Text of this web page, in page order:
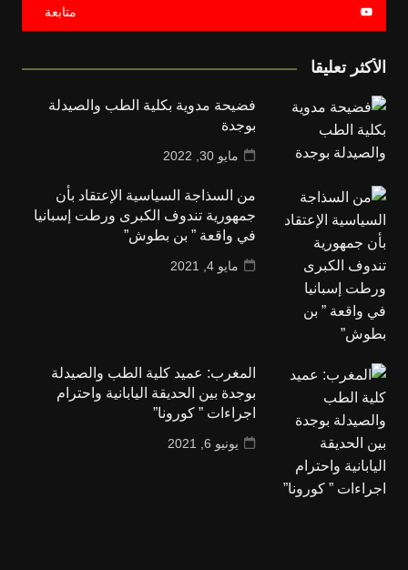
متابعة
الأكثر تعليقا
فضيحة مدوية بكلية الطب والصيدلة
بوجدة
مايو 30, 2022
من السذاجة السياسية الإعتقاد بأن
جمهورية تندوف الكبرى ورطت إسبانيا
في واقعة ” بن بطوش”
مايو 4, 2021
المغرب: عميد كلية الطب والصيدلة
بوجدة بين الحديقة اليابانية واحترام
اجراءات ” كورونا”
يونيو 6, 2021